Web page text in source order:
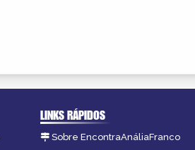
LINKS RÁPIDOS
Sobre EncontraAnáliaFranco